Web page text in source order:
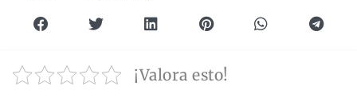
¡Valora esto!